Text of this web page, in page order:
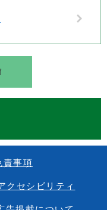
責事項
クセシビリティ